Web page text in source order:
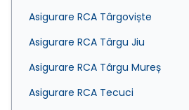
Asigurare RCA Târgoviște
Asigurare RCA Târgu Jiu
Asigurare RCA Târgu Mureș
Asigurare RCA Tecuci